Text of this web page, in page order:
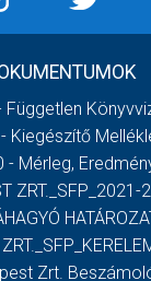
Független
Kiegészítő
- Mérleg,
ZRT._SFP_2021-
Zrt.